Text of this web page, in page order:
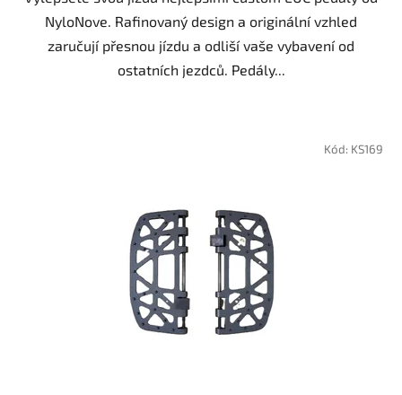
NyloNove. Rafinovaný design a originální vzhled
zaručují přesnou jízdu a odliší vaše vybavení od
ostatních jezdců. Pedály...
Kód: KS169